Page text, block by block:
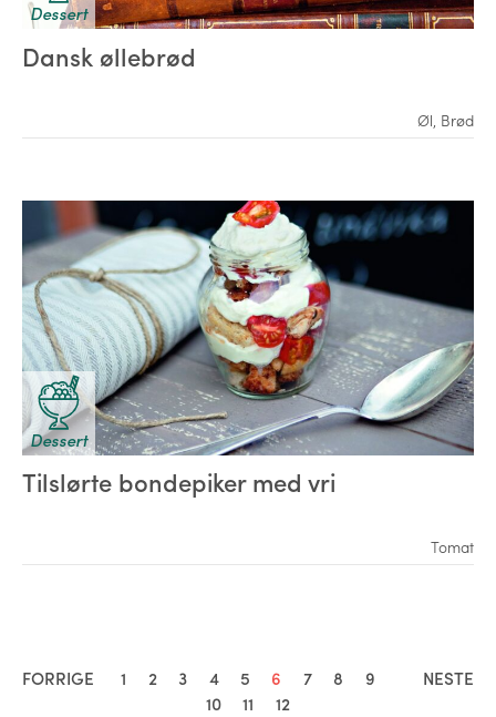
Dessert
Dansk øllebrød
Øl, Brød
Dessert
Tilslørte bondepiker med vri
Tomat
FORRIGE 1 2 3 4 5 6 7 8
9
10
11 12
NESTE